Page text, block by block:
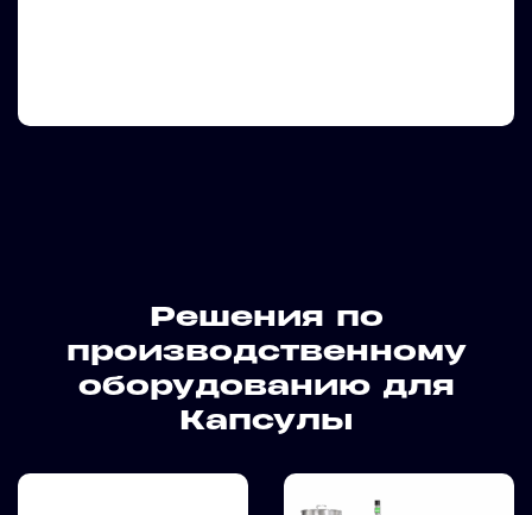
Решения по
производственному
оборудованию для
Капсулы